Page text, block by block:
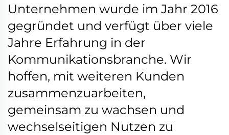
Unternehmen wurde im Jahr 2016
gegründet und verfügt über viele
Jahre Erfahrung in der
Kommunikationsbranche. Wir
hoffen, mit weiteren Kunden
zusammenzuarbeiten,
gemeinsam zu wachsen und
wechselseitigen Nutzen zu